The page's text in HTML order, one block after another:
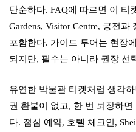
단순하다. FAQ에 따르면 이 티
Gardens, Visitor Centre, 궁전과
포함한다. 가이드 투어는 현장
되지만, 필수는 아니라 권장 선
유연한 박물관 티켓처럼 생각
권 환불이 없고, 한 번 퇴장하
다. 점심 예약, 호텔 체크인,